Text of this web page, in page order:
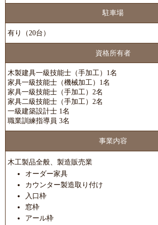
駐車場
有り（20台）
資格所有者
木製建具一級技能士（手加工）1名
家具一級技能士（機械加工）1名
家具一級技能士（手加工）2名
家具二級技能士（手加工）2名
一級建築設計士 1名
職業訓練指導員 3名
事業内容
木工製品全般、製造販売業
オーダー家具
カウンター製造取り付け
入口枠
窓枠
アール枠